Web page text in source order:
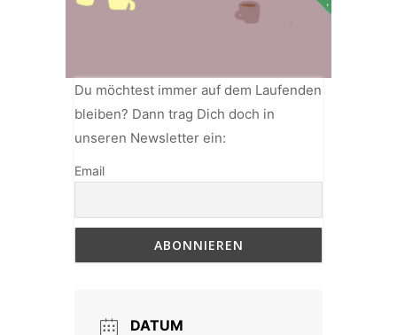
Du möchtest immer auf dem Laufenden
bleiben? Dann trag Dich doch in
unseren Newsletter ein:
Email
DATUM